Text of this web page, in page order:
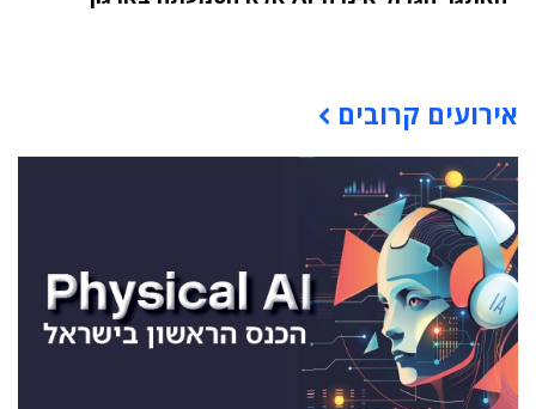
אירועים קרובים